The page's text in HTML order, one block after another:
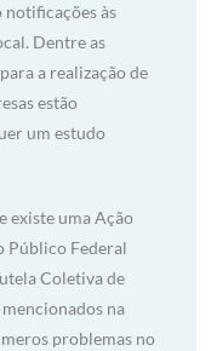
às
Dentre as
a realização de
estão
um estudo
existe uma Ação
Público Federal
Coletiva de
na
problemas no